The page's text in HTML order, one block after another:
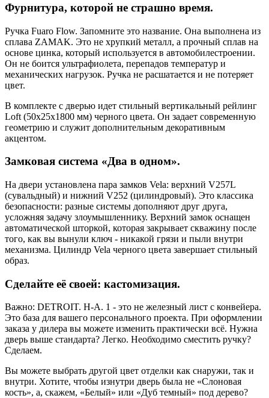
Фурнитура, которой не страшно время.
Ручка Fuaro Flow. Запомните это название. Она выполнена из
сплава ZAMAK. Это не хрупкий металл, а прочный сплав на
основе цинка, который используется в автомобилестроении.
Он не боится ультрафиолета, перепадов температур и
механических нагрузок. Ручка не расшатается и не потеряет
цвет.
В комплекте с дверью идет стильный вертикальный рейлинг
Loft (50х25х1800 мм) черного цвета. Он задает современную
геометрию и служит дополнительным декоративным
акцентом.
Замковая система «Два в одном».
На двери установлена пара замков Vela: верхний V257L
(сувальдный) и нижний V252 (цилиндровый). Это классика
безопасности: разные системы дополняют друг друга,
усложняя задачу злоумышленнику. Верхний замок оснащен
автоматической шторкой, которая закрывает скважину после
того, как вы вынули ключ - никакой грязи и пыли внутри
механизма. Цилиндр Vela черного цвета завершает стильный
образ.
Сделайте её своей: кастомизация.
Важно: DETROIT. H-A. 1 - это не железный лист с конвейера.
Это база для вашего персонального проекта. При оформлении
заказа у дилера вы можете изменить практически всё. Нужна
дверь выше стандарта? Легко. Необходимо сместить ручку?
Сделаем.
Вы можете выбрать другой цвет отделки как снаружи, так и
внутри. Хотите, чтобы изнутри дверь была не «Слоновая
кость», а, скажем, «Белый» или «Дуб темный» под дерево?